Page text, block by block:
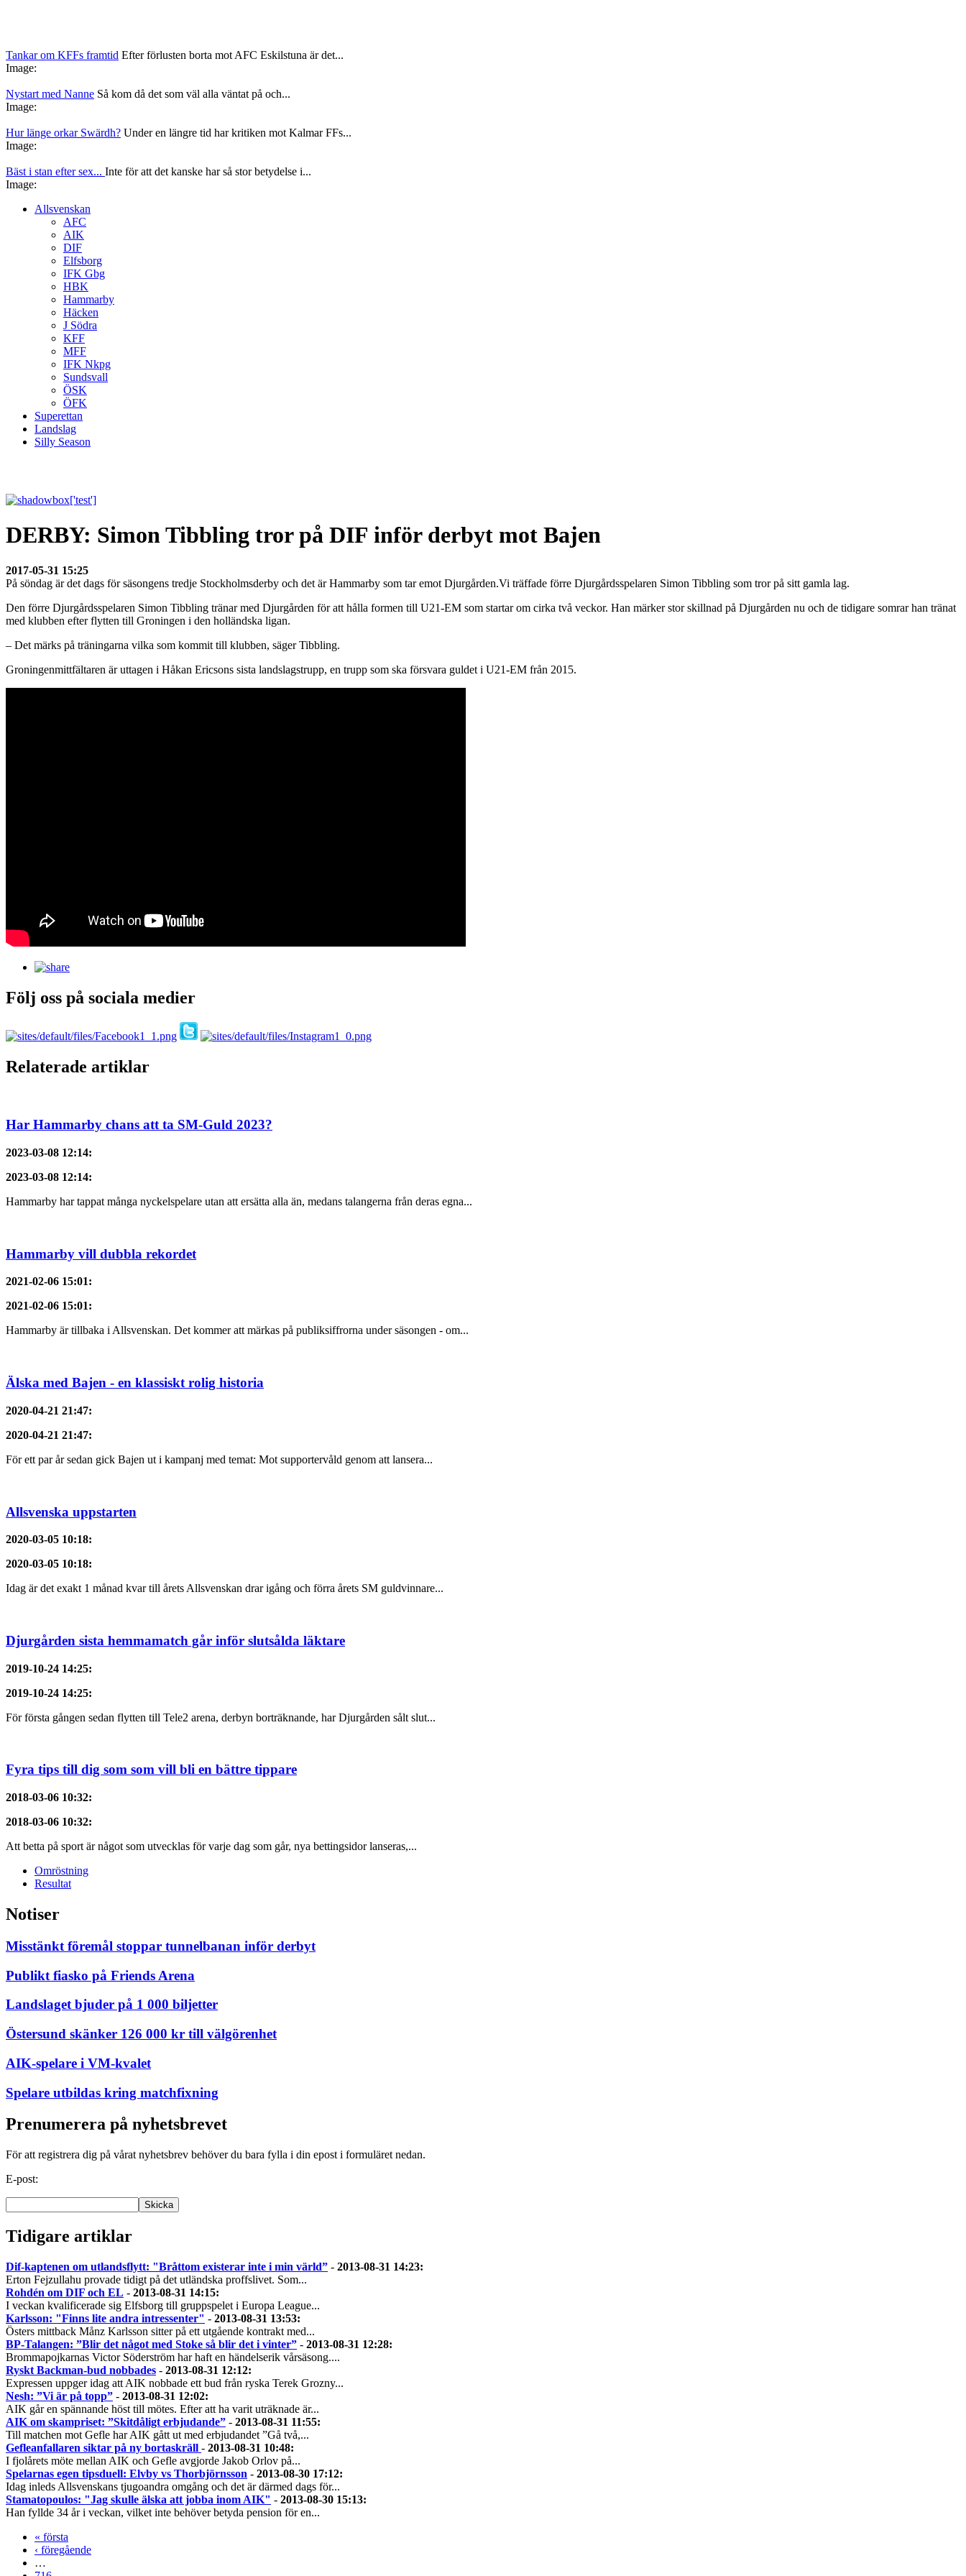
Tankar om KFFs framtid Efter förlusten borta mot AFC Eskilstuna är det...
Image:
Nystart med Nanne Så kom då det som väl alla väntat på och...
Image:
Hur länge orkar Swärdh? Under en längre tid har kritiken mot Kalmar FFs...
Image:
Bäst i stan efter sex... Inte för att det kanske har så stor betydelse i...
Image:
Allsvenskan
AFC
AIK
DIF
Elfsborg
IFK Gbg
HBK
Hammarby
Häcken
J Södra
KFF
MFF
IFK Nkpg
Sundsvall
ÖSK
ÖFK
Superettan
Landslag
Silly Season
DERBY: Simon Tibbling tror på DIF inför derbyt mot Bajen
2017-05-31 15:25
På söndag är det dags för säsongens tredje Stockholmsderby och det är Hammarby som tar emot Djurgården.Vi träffade förre Djurgårdsspelaren Simon Tibbling som tror på sitt gamla lag.
Den förre Djurgårdsspelaren Simon Tibbling tränar med Djurgården för att hålla formen till U21-EM som startar om cirka två veckor. Han märker stor skillnad på Djurgården nu och de tidigare somrar han tränat
med klubben efter flytten till Groningen i den holländska ligan.
– Det märks på träningarna vilka som kommit till klubben, säger Tibbling.
Groningenmittfältaren är uttagen i Håkan Ericsons sista landslagstrupp, en trupp som ska försvara guldet i U21-EM från 2015.
Följ oss på sociala medier
Relaterade artiklar
Har Hammarby chans att ta SM-Guld 2023?
2023-03-08 12:14:
2023-03-08 12:14:
Hammarby har tappat många nyckelspelare utan att ersätta alla än, medans talangerna från deras egna...
Hammarby vill dubbla rekordet
2021-02-06 15:01:
2021-02-06 15:01:
Hammarby är tillbaka i Allsvenskan. Det kommer att märkas på publiksiffrorna under säsongen - om...
Älska med Bajen - en klassiskt rolig historia
2020-04-21 21:47:
2020-04-21 21:47:
För ett par år sedan gick Bajen ut i kampanj med temat: Mot supportervåld genom att lansera...
Allsvenska uppstarten
2020-03-05 10:18:
2020-03-05 10:18:
Idag är det exakt 1 månad kvar till årets Allsvenskan drar igång och förra årets SM guldvinnare...
Djurgården sista hemmamatch går inför slutsålda läktare
2019-10-24 14:25:
2019-10-24 14:25:
För första gången sedan flytten till Tele2 arena, derbyn borträknande, har Djurgården sålt slut...
Fyra tips till dig som som vill bli en bättre tippare
2018-03-06 10:32:
2018-03-06 10:32:
Att betta på sport är något som utvecklas för varje dag som går, nya bettingsidor lanseras,...
Omröstning
Resultat
Notiser
Misstänkt föremål stoppar tunnelbanan inför derbyt
Publikt fiasko på Friends Arena
Landslaget bjuder på 1 000 biljetter
Östersund skänker 126 000 kr till välgörenhet
AIK-spelare i VM-kvalet
Spelare utbildas kring matchfixning
Prenumerera på nyhetsbrevet
För att registrera dig på vårat nyhetsbrev behöver du bara fylla i din epost i formuläret nedan.
E-post:
Tidigare artiklar
Dif-kaptenen om utlandsflytt: "Bråttom existerar inte i min värld” - 2013-08-31 14:23:
Erton Fejzullahu provade tidigt på det utländska proffslivet. Som...
Rohdén om DIF och EL - 2013-08-31 14:15:
I veckan kvalificerade sig Elfsborg till gruppspelet i Europa League...
Karlsson: "Finns lite andra intressenter" - 2013-08-31 13:53:
Östers mittback Månz Karlsson sitter på ett utgående kontrakt med...
BP-Talangen: ”Blir det något med Stoke så blir det i vinter” - 2013-08-31 12:28:
Brommapojkarnas Victor Söderström har haft en händelserik vårsäsong....
Ryskt Backman-bud nobbades - 2013-08-31 12:12:
Expressen uppger idag att AIK nobbade ett bud från ryska Terek Grozny...
Nesh: ”Vi är på topp” - 2013-08-31 12:02:
AIK går en spännande höst till mötes. Efter att ha varit uträknade är...
AIK om skampriset: ”Skitdåligt erbjudande” - 2013-08-31 11:55:
Till matchen mot Gefle har AIK gått ut med erbjudandet ”Gå två,...
Gefleanfallaren siktar på ny bortaskräll - 2013-08-31 10:48:
I fjolårets möte mellan AIK och Gefle avgjorde Jakob Orlov på...
Spelarnas egen tipsduell: Elvby vs Thorbjörnsson - 2013-08-30 17:12:
Idag inleds Allsvenskans tjugoandra omgång och det är därmed dags för...
Stamatopoulos: "Jag skulle älska att jobba inom AIK" - 2013-08-30 15:13:
Han fyllde 34 år i veckan, vilket inte behöver betyda pension för en...
« första
‹ föregående
…